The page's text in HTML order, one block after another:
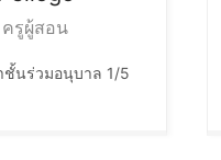
ครูผู้สอน
ชั้นร่วมอนุบาล 1/5